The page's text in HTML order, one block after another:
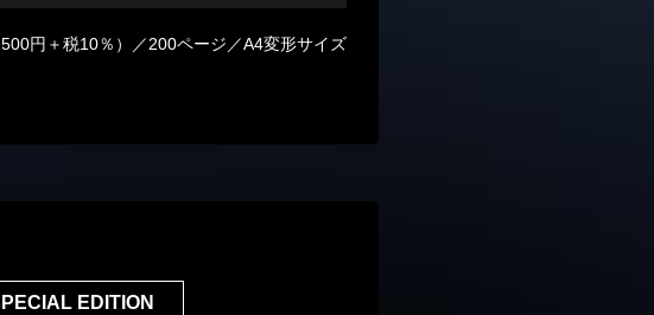
円＋税10％） ／200ページ／A4変形サイズ
EDITION